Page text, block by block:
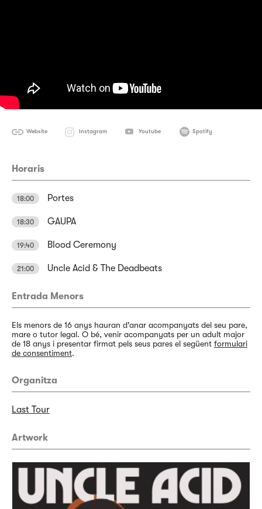
Website Instagram Youtube Spotify
Horaris
18:00 Portes
18:30 GAUPA
19:40 Blood Ceremony
21:00 Uncle Acid & The Deadbeats
Entrada Menors
Els menors de 16 anys hauran d'anar acompanyats del seu pare,
mare o tutor legal. O bé, venir acompanyats per un adult major
de 18 anys i presentar firmat pels seus pares el següent formulari
de consentiment.
Organitza
Last Tour
Artwork